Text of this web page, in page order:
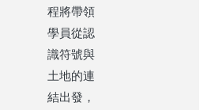
程將帶領
學員從認
識符號與
土地的連
結出發，